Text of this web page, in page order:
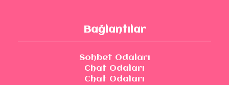
Bağlantılar
Sohbet Odaları
Chat Odaları
Chat Odaları